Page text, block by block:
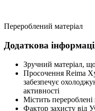
Перероблений матеріал
Додаткова
Зручний матеріал,
Просочення Reima
забезпечує
активності
Містить перероблені
Фактор захисту від